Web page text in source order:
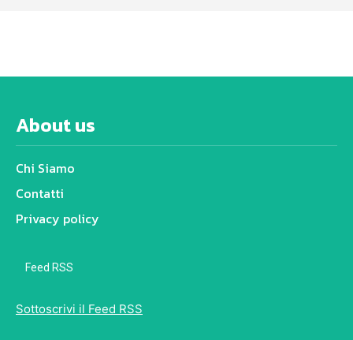
About us
Chi Siamo
Contatti
Privacy policy
Feed RSS
Sottoscrivi il Feed RSS